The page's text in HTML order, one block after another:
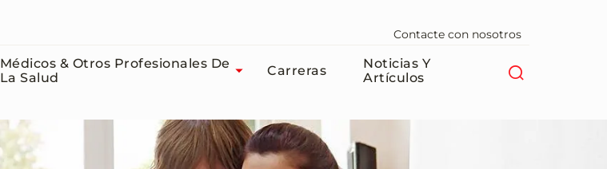
Contacte con nosotros
Médicos & Otros Profesionales De
La Salud
Carreras
Noticias Y
Artículos